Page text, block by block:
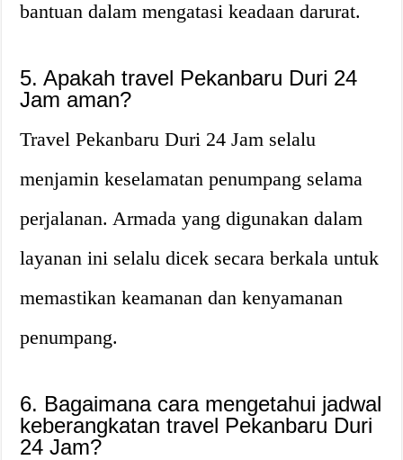
bantuan dalam mengatasi keadaan darurat.
5. Apakah travel Pekanbaru Duri 24
Jam aman?
Travel Pekanbaru Duri 24 Jam selalu
menjamin keselamatan penumpang selama
perjalanan. Armada yang digunakan dalam
layanan ini selalu dicek secara berkala untuk
memastikan keamanan dan kenyamanan
penumpang.
6. Bagaimana cara mengetahui jadwal
keberangkatan travel Pekanbaru Duri
24 Jam?